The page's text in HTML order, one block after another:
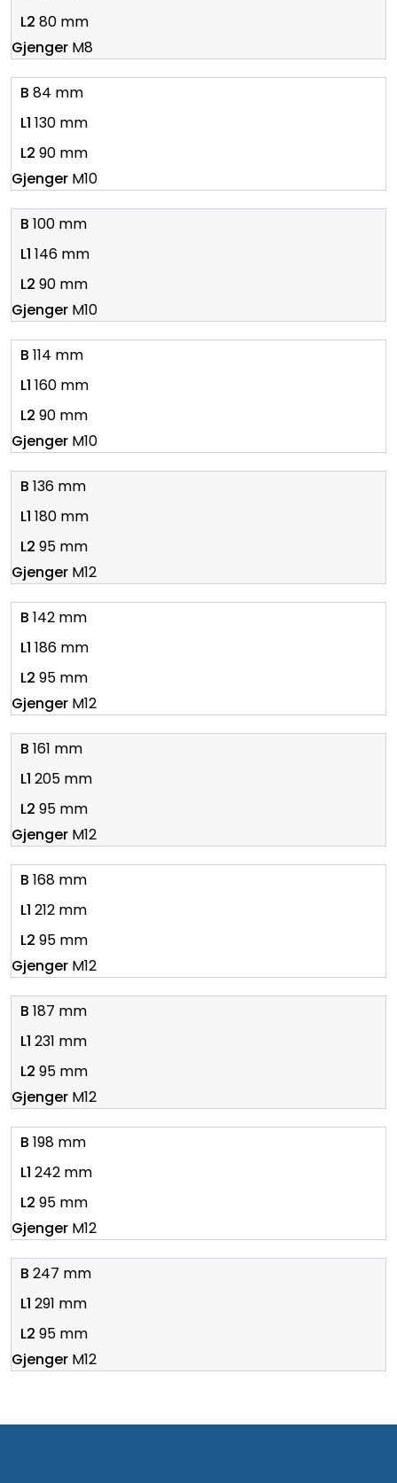
80 mm
M8
84 mm
130 mm
90 mm
M10
100 mm
146 mm
90 mm
M10
114 mm
160 mm
90 mm
M10
136 mm
180 mm
95 mm
M12
142 mm
186 mm
95 mm
M12
161 mm
205 mm
95 mm
M12
168 mm
212 mm
95 mm
M12
187 mm
231 mm
95 mm
M12
198 mm
242 mm
95 mm
M12
247 mm
291 mm
95 mm
M12